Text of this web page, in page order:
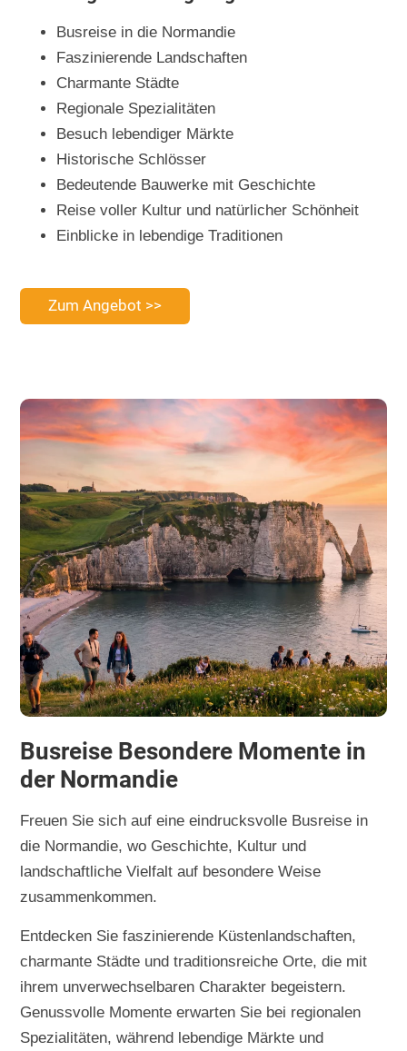
Busreise in die Normandie
Faszinierende Landschaften
Charmante Städte
Regionale Spezialitäten
Besuch lebendiger Märkte
Historische Schlösser
Bedeutende Bauwerke mit Geschichte
Reise voller Kultur und natürlicher Schönheit
Einblicke in lebendige Traditionen
Zum Angebot >>
Busreise Besondere Momente in
der Normandie
Freuen Sie sich auf eine eindrucksvolle Busreise in
die Normandie, wo Geschichte, Kultur und
landschaftliche Vielfalt auf besondere Weise
zusammenkommen.
Entdecken Sie faszinierende Küstenlandschaften,
charmante Städte und traditionsreiche Orte, die mit
ihrem unverwechselbaren Charakter begeistern.
Genussvolle Momente erwarten Sie bei regionalen
Spezialitäten, während lebendige Märkte und